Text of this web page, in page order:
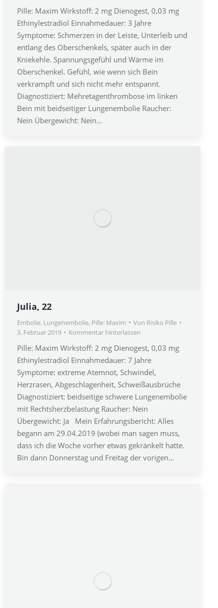
Pille: Maxim Wirkstoff: 2 mg Dienogest, 0,03 mg
Ethinylestradiol Einnahmedauer: 3 Jahre
Symptome: Schmerzen in der Leiste, Unterleib und
entlang des Oberschenkels, später auch in der
Kniekehle. Spannungsgefühl und Wärme im
Oberschenkel. Gefühl, wie wenn sich Bein
verkrampft und sich nicht mehr entspannt.
Diagnostiziert: Mehretagenthrombose im linken
Bein mit beidseitiger Lungenembolie Raucher:
Nein Übergewicht: Nein…
Julia, 22
Embolie, Lungenembolie, Pille: Maxim Von Risiko Pille
3. Februar 2019
Kommentar hinterlassen
Pille: Maxim Wirkstoff: 2 mg Dienogest, 0,03 mg
Ethinylestradiol Einnahmedauer: 7 Jahre
Symptome: extreme Atemnot, Schwindel,
Herzrasen, Abgeschlagenheit, Schweißausbrüche
Diagnostiziert: beidseitige schwere Lungenembolie
mit Rechtsherzbelastung Raucher: Nein
Übergewicht: Ja Mein Erfahrungsbericht: Alles
begann am 29.04.2019 (wobei man sagen muss,
dass ich die Woche vorher etwas gekränkelt hatte.
Bin dann Donnerstag und Freitag der vorigen…